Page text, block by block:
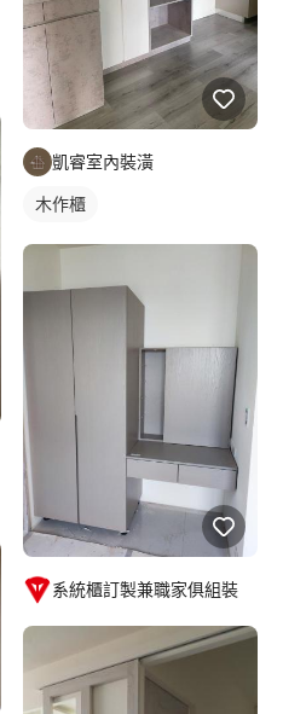
凱睿室內裝潢
木作櫃
系統櫃訂製兼職家俱組裝